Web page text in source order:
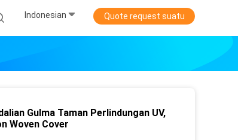
Indonesian Quote request suatu
Gulma Taman Perlindungan UV,
Woven Cover